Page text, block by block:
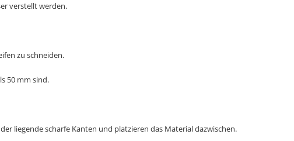
verstellt werden.
zu schneiden.
50 mm sind.
liegende scharfe Kanten und platzieren das Material dazwischen.